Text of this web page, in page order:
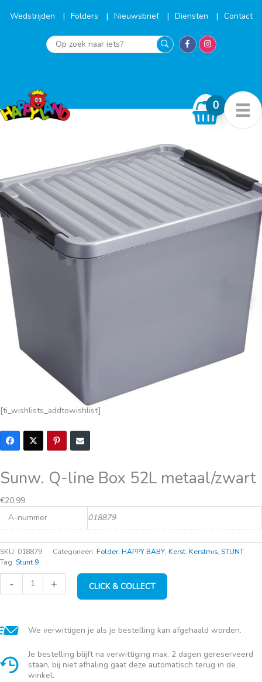
naarWedstrijden Folders Nieuwsbrief Diensten Contact
Op
[ti_wishlists_addtowishlist]
Sunw. Q-line Box 52L metaal/zwart
€20,99
A-nummer
018879
SKU: 018879 Categorieën: Folder, HAPPY BABY, Kerst, Kerstmis, STUNT
Tag: Stunt 9
-
Sunw.
metaal/zwart
+ CLICK & COLLECT
We verwittigen je als je bestelling kan afgehaald worden.
Je bestelling blijft na verwittiging max. 2 dagen gereserveerd
staan, bij niet afhaling gaat deze automatisch terug in de
winkel.